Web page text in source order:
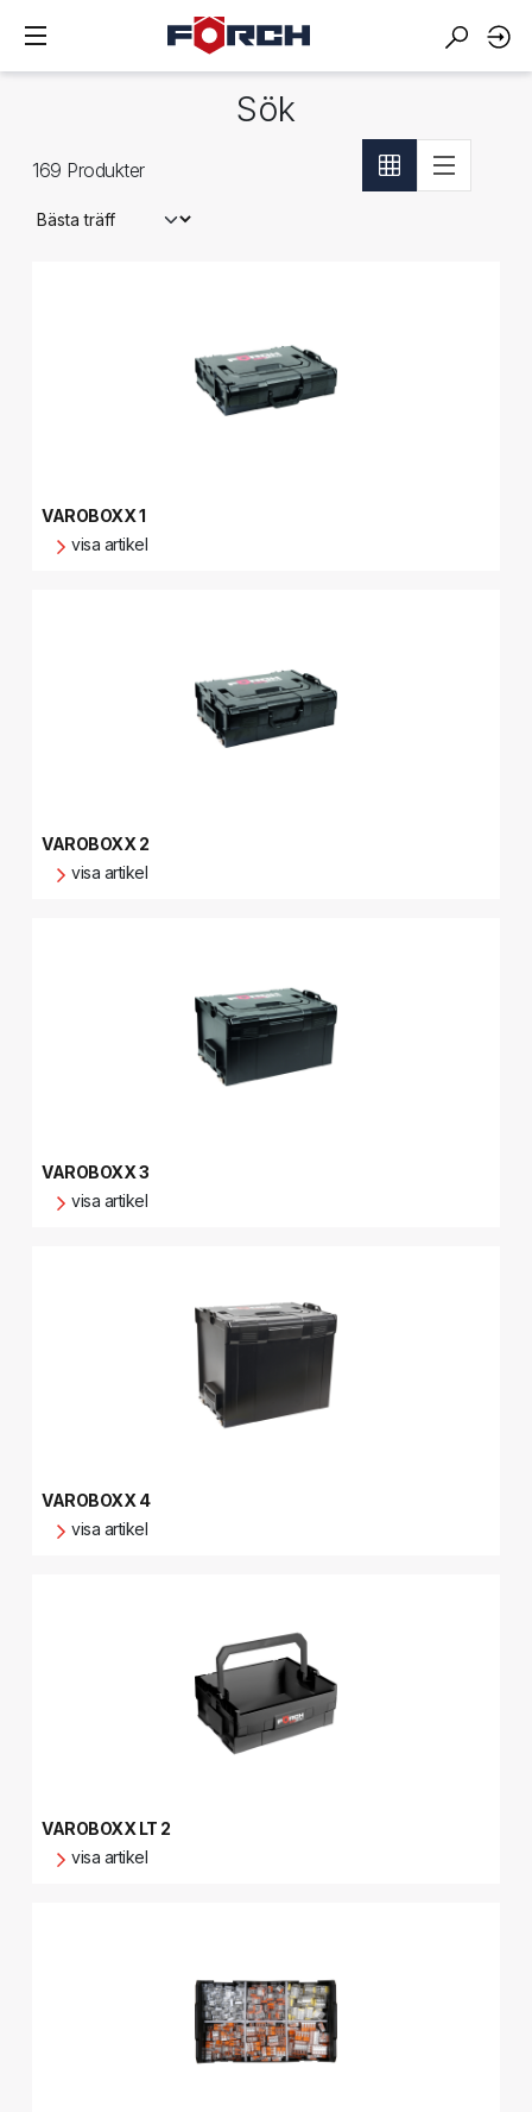
Sök
169 Produkter
VAROBOXX 1
visa artikel
VAROBOXX 2
visa artikel
VAROBOXX 3
visa artikel
VAROBOXX 4
visa artikel
VAROBOXX LT 2
visa artikel